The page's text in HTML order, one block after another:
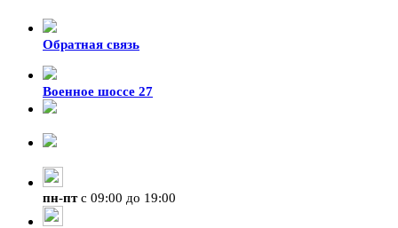
Обратная связь
Военное шоссе 27
пн-птс 09:00 до 19:00